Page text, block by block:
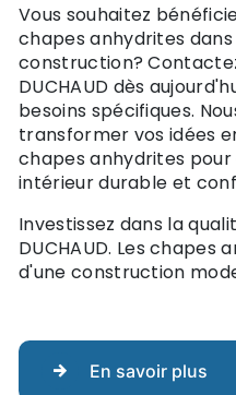
Vous souhaitez
chapes anhydrites
construction? Contactez
DUCHAUD dès
besoins spécifiques.
transformer vos idées
chapes anhydrites
intérieur durable et
Investissez dans la
DUCHAUD. Les chapes
d'une construction
En savoir plus